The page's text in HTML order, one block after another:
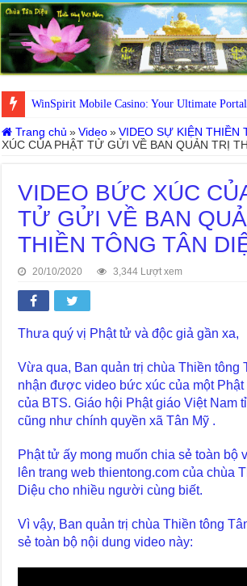
WinSpirit Mobile Casino: Your Ultimate
Trang chủ » Video » VIDEO SỰ KIỆN THIỀN
XÚC CỦA PHẬT TỬ GỬI VỀ BAN QUẢN TRỊ
VIDEO BỨC XÚC
TỬ GỬI VỀ BAN
THIỀN TÔNG TÂN
20/10/2020 3,344 Lượt xem
Thưa quý vị Phật tử và độc giả gần xa,
Vừa qua, Ban quản trị chùa Thiền tông
nhận được video bức xúc của một
của BTS. Giáo hội Phật giáo Việt Nam
cũng như chính quyền xã Tân Mỹ .
Phật tử ấy mong muốn chia sẻ toàn bộ
lên trang web thientong.com của chùa
Diệu cho nhiều người cùng biết.
Vì vậy, Ban quản trị chùa Thiền tông
sẻ toàn bộ nội dung video này: